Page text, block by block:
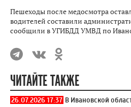
Пешеходы после медосмотра
водителей составили
сообщили в УГИБДД УМВД по
ЧИТАЙТЕ ТАКЖЕ
26.07.2026 17:37 В Ивановской